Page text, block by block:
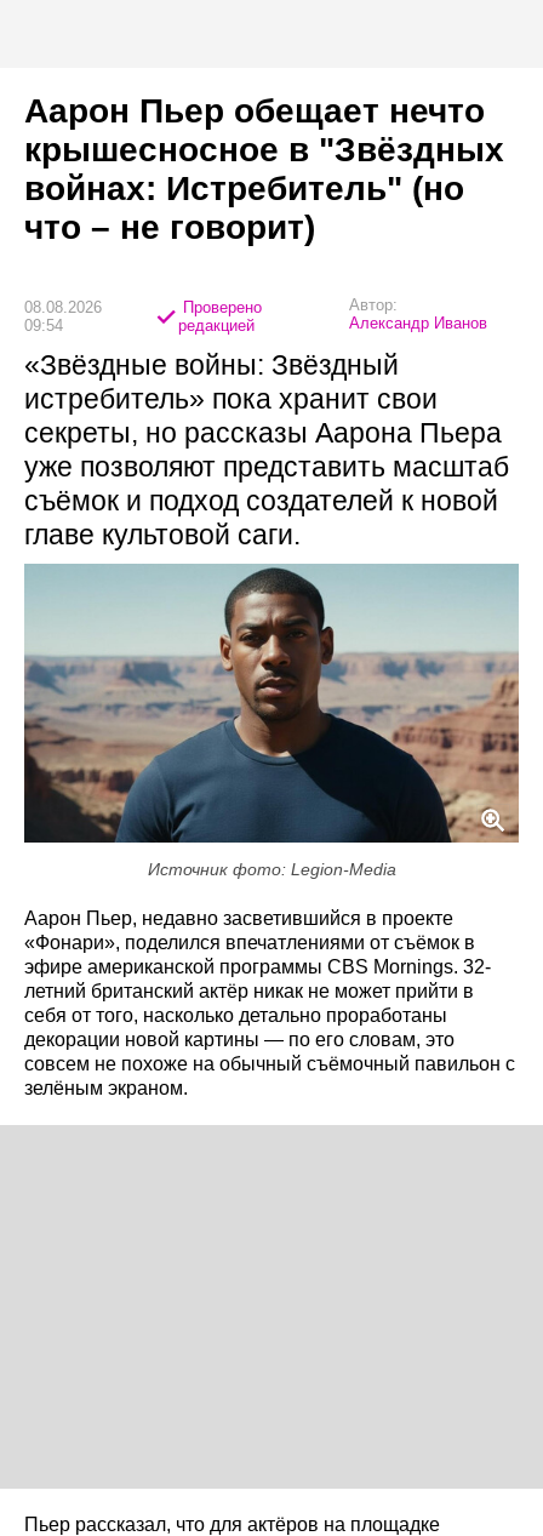
Аарон Пьер обещает нечто
крышесносное в "Звёздных
войнах: Истребитель" (но
что – не говорит)
08.08.2026
09:54
Проверено
редакцией
Автор:
Александр Иванов
«Звёздные войны: Звёздный
истребитель» пока хранит свои
секреты, но рассказы Аарона Пьера
уже позволяют представить масштаб
съёмок и подход создателей к новой
главе культовой саги.
Источник фото: Legion-Media
Аарон Пьер, недавно засветившийся в проекте
«Фонари», поделился впечатлениями от съёмок в
эфире американской программы CBS Mornings. 32-
летний британский актёр никак не может прийти в
себя от того, насколько детально проработаны
декорации новой картины — по его словам, это
совсем не похоже на обычный съёмочный павильон с
зелёным экраном.
Пьер рассказал, что для актёров на площадке